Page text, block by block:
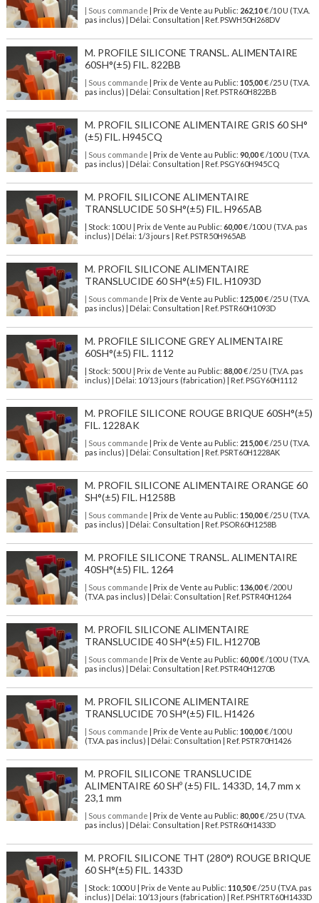
| Sous commande | Prix de Vente au Public: 262,10€ /10 U (T.V.A.
pas inclus) | Délai: Consultation | Ref. PSWH50H268DV
M. PROFILE SILICONE TRANSL. ALIMENTAIRE
60SH°(±5) FIL. 822BB
| Sous commande | Prix de Vente au Public: 105,00€ /25 U (T.V.A.
pas inclus) | Délai: Consultation | Ref. PSTR60H822BB
M. PROFIL SILICONE ALIMENTAIRE GRIS 60 SH°
(±5) FIL. H945CQ
| Sous commande | Prix de Vente au Public: 90,00€ /100 U (T.V.A.
pas inclus) | Délai: Consultation | Ref. PSGY60H945CQ
M. PROFIL SILICONE ALIMENTAIRE
TRANSLUCIDE 50 SH°(±5) FIL. H965AB
| Stock: 100 U | Prix de Vente au Public: 60,00€/100 U (T.V.A. pas
inclus)
| Délai: 1/3 jours | Ref. PSTR50H965AB
M. PROFIL SILICONE ALIMENTAIRE
TRANSLUCIDE 60 SH°(±5) FIL. H1093D
| Sous commande | Prix de Vente au Public: 125,00€ /25 U (T.V.A.
pas inclus) | Délai: Consultation | Ref. PSTR60H1093D
M. PROFILE SILICONE GREY ALIMENTAIRE
60SH°(±5) FIL. 1112
| Stock: 500 U | Prix de Vente au Public: 88,00€/25 U (T.V.A. pas
inclus)
| Délai: 10/13 jours (fabrication) | Ref. PSGY60H1112
M. PROFILE SILICONE ROUGE BRIQUE 60SH°(±5)
FIL. 1228AK
| Sous commande | Prix de Vente au Public: 215,00€ /25 U (T.V.A.
pas inclus) | Délai: Consultation | Ref. PSRT60H1228AK
M. PROFIL SILICONE ALIMENTAIRE ORANGE 60
SH°(±5) FIL. H1258B
| Sous commande | Prix de Vente au Public: 150,00€ /25 U (T.V.A.
pas inclus) | Délai: Consultation | Ref. PSOR60H1258B
M. PROFILE SILICONE TRANSL. ALIMENTAIRE
40SH°(±5) FIL. 1264
| Sous commande | Prix de Vente au Public: 136,00€ /200 U
(T.V.A. pas inclus) | Délai: Consultation | Ref. PSTR40H1264
M. PROFIL SILICONE ALIMENTAIRE
TRANSLUCIDE 40 SH°(±5) FIL. H1270B
| Sous commande | Prix de Vente au Public: 60,00€ /100 U (T.V.A.
pas inclus) | Délai: Consultation | Ref. PSTR40H1270B
M. PROFIL SILICONE ALIMENTAIRE
TRANSLUCIDE 70 SH°(±5) FIL. H1426
| Sous commande | Prix de Vente au Public: 100,00€ /100 U
(T.V.A. pas inclus) | Délai: Consultation | Ref. PSTR70H1426
M. PROFIL SILICONE TRANSLUCIDE
ALIMENTAIRE 60 SHº (±5) FIL. 1433D, 14,7 mm x
23,1 mm
| Sous commande | Prix de Vente au Public: 80,00€ /25 U (T.V.A.
pas inclus) | Délai: Consultation | Ref. PSTR60H1433D
M. PROFIL SILICONE THT (280°) ROUGE BRIQUE
60 SH°(±5) FIL. 1433D
| Stock: 1000 U | Prix de Vente au Public: 110,50€/25 U (T.V.A. pas
inclus)
| Délai: 10/13 jours (fabrication) | Ref. PSHTRT60H1433D